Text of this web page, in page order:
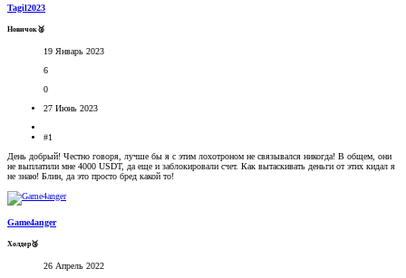
Tagil2023
Новичок🥈
19 Январь 2023
6
0
27 Июнь 2023
#1
День добрый! Честно говоря, лучше бы я с этим лохотроном не связывался никогда! В общем, они
не выплатили мне 4000 USDT, да еще и заблокировали счет. Как вытаскивать деньги от этих кидал я
не знаю! Блин, да это просто бред какой то!
Game4anger
Холдер🥉
26 Апрель 2022